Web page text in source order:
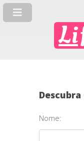
Descubra
Nome: